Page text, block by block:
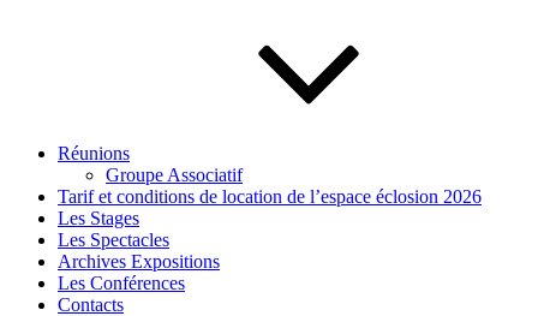
Réunions
Groupe Associatif
Tarif et conditions de location de l’espace éclosion 2026
Les Stages
Les Spectacles
Archives Expositions
Les Conférences
Contacts